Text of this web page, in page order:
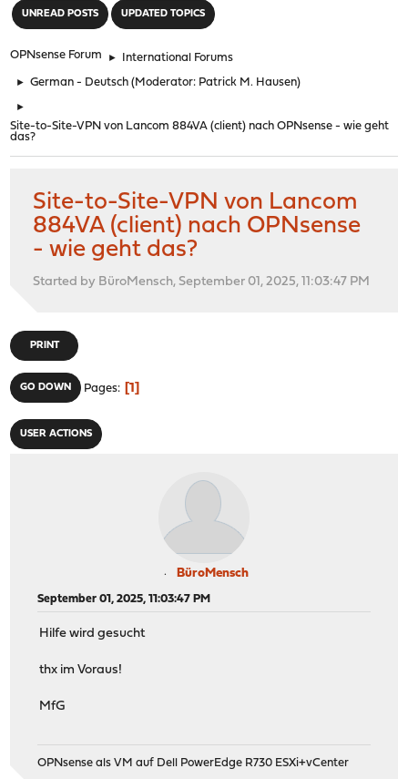
UNREAD POSTS UPDATED TOPICS
OPNsense Forum ► International Forums
► German - Deutsch (Moderator: Patrick M. Hausen)
►
Site-to-Site-VPN von Lancom 884VA (client) nach OPNsense - wie geht
das?
Site-to-Site-VPN von Lancom
884VA (client) nach OPNsense
- wie geht das?
Started by BüroMensch, September 01, 2025, 11:03:47 PM
PRINT
GO DOWN Pages 1
USER ACTIONS
BüroMensch
September 01, 2025, 11:03:47 PM
Hilfe wird gesucht
thx im Voraus!
MfG
OPNsense als VM auf Dell PowerEdge R730 ESXi+vCenter